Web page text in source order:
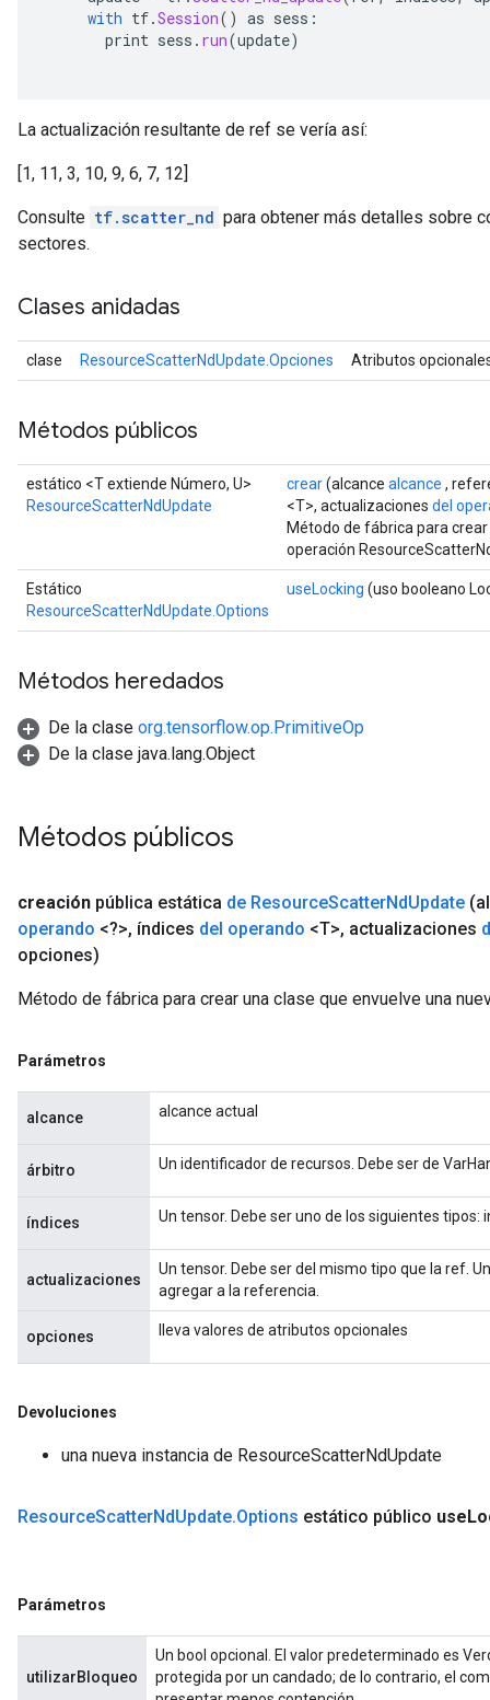
with tf.Session() as sess :
print sess . run(update)
La actualización resultante de ref se vería así:
[1, 11, 3, 10, 9, 6, 7, 12]
Consulte tf.scatter_nd para obtener más detalles sobre
sectores.
Clases anidadas
clase ResourceScatterNdUpdate.Opciones Atributos
Métodos públicos
estático <T extiende Número, U>
ResourceScatterNdUpdate
crear(alcance alcance ,
<T>, actualizaciones del
Método de fábrica para
operación
Estático
ResourceScatterNdUpdate.Options
useLocking (uso booleano
Métodos heredados
De la clase org.tensorflow.op.PrimitiveOp
De la clase java.lang.Object
Métodos públicos
creación pública estática de ResourceScatterNdUpdate
operando <?>, índices del operando <T>, actualizaciones
opciones)
Método de fábrica para crear una clase que envuelve una
Parámetros
alcance alcance actual
árbitro Un identificador de recursos. Debe ser de
índices Un tensor. Debe ser uno de los siguientes
actualizaciones
Un tensor. Debe ser del mismo tipo que la ref.
agregar a la referencia.
opciones lleva valores de atributos opcionales
Devoluciones
una nueva instancia de ResourceScatterNdUpdate
ResourceScatterNdUpdate.Options estático público use
Parámetros
utilizarBloqueo
Un bool opcional. El valor predeterminado es
protegida por un candado; de lo contrario, el